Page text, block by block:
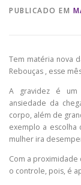
LOJA
PUBLICADO EM
Tem matéria nova
Rebouças , esse
A gravidez é um
ansiedade da
corpo, além de
exemplo a escolha
mulher ira
Com a
o controle, pois, é